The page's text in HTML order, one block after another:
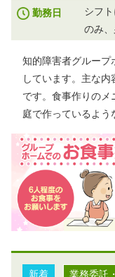
勤務日
シフ
のみ
知的障害者グルー
しています。主な
です。食事作りの
庭で作っているよ
新着 業務委託